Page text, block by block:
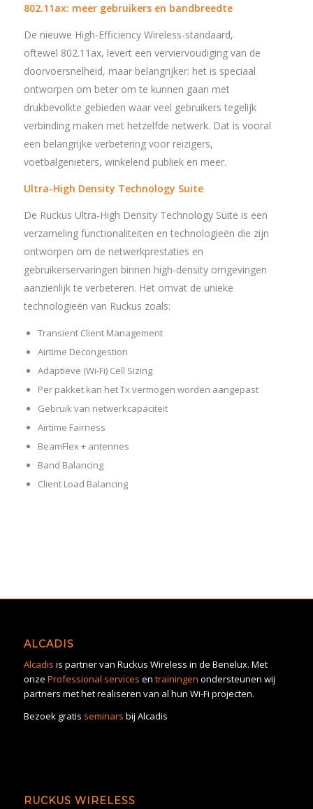
802.11ax: meer gebruikers en bandbreedte
De nieuwe High-Efficiency Wireless-standaard,
oftewel 802.11ax, levert een verviervoudiging van de
doorvoersnelheid, maar belangrijker: het is speciaal
ontworpen om beter om te kunnen gaan met
drukbevolkte gebieden waar veel gebruikers tegelijk
verbinding maken met hetzelfde netwerk. Dat is vooral
een belangrijke verbetering voor reizigers,
voetbalgenieters, winkelend publiek en meer.
Ultra-High Density Technology Suite
De Ruckus Ultra-High Density Technology Suite is een
verzameling functionaliteiten en technologieën die zijn
ontworpen om de netwerkprestaties en
gebruikerservaringen binnen high-density omgevingen
aanzienlijk te verbeteren. Het omvat de unieke
technologieën van Ruckus zoals:
Transient Client Management
Airtime Decongestion
Adaptieve (Wi-Fi) Cell Sizing
Per pakket kan het Tx vermogen worden aangepast
Gebruik van netwerkcapaciteit
Airtime Fairness
BeamFlex + antennes
Band Balancing
Client Load Balancing
ALCADIS
Alcadis is partner van Ruckus Wireless in de Benelux. Met
onze Professional services en trainingen ondersteunen wij
partners met het realiseren van al hun Wi-Fi projecten.
Bezoek gratis seminars bij Alcadis
RUCKUS WIRELESS